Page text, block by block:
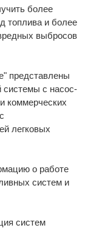
более
топлива и более
выбросов
представлены
системы с насос-
коммерческих
легковых
о работе
систем и
систем